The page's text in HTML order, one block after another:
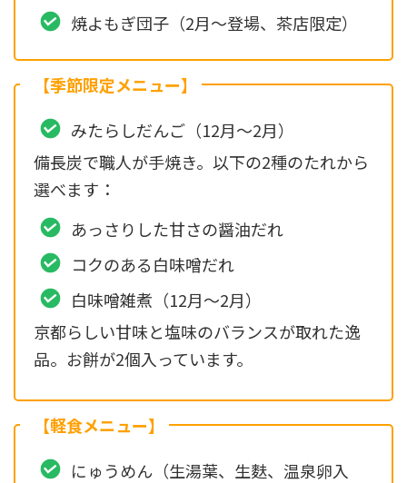
焼よもぎ団子（2月〜登場、茶店限定）
【季節限定メニュー】
みたらしだんご（12月〜2月）
備長炭で職人が手焼き。以下の2種のたれから
選べます：
あっさりした甘さの醤油だれ
コクのある白味噌だれ
白味噌雑煮（12月〜2月）
京都らしい甘味と塩味のバランスが取れた逸
品。お餅が2個入っています。
【軽食メニュー】
にゅうめん（生湯葉、生麩、温泉卵入